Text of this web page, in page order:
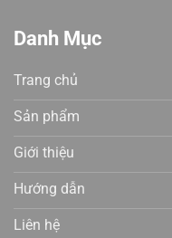
Danh Mục
Trang chủ
Sản phẩm
Giới thiệu
Hướng dẫn
Liên hệ